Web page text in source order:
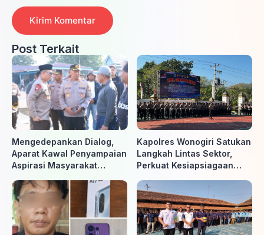
Post Terkait
Mengedepankan Dialog,
Aparat Kawal Penyampaian
Aspirasi Masyarakat
Timur
Kapolres Wonogiri Satukan
Langkah Lintas Sektor,
Perkuat Kesiapsiagaan